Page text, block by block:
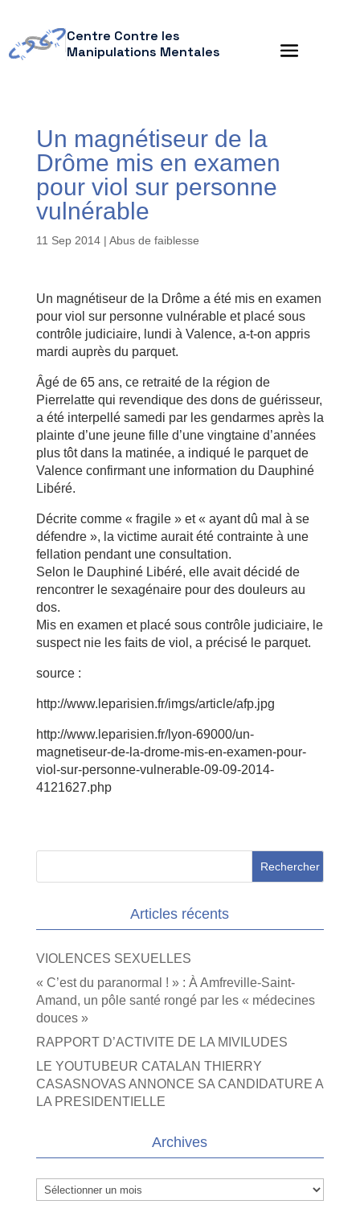
Centre Contre les
Manipulations Mentales
Un magnétiseur de la
Drôme mis en examen
pour viol sur personne
vulnérable
11 Sep 2014| Abus de faiblesse
Un magnétiseur de la Drôme a été mis en examen
pour viol sur personne vulnérable et placé sous
contrôle judiciaire, lundi à Valence, a-t-on appris
mardi auprès du parquet.
Âgé de 65 ans, ce retraité de la région de
Pierrelatte qui revendique des dons de guérisseur,
a été interpellé samedi par les gendarmes après la
plainte d’une jeune fille d’une vingtaine d’années
plus tôt dans la matinée, a indiqué le parquet de
Valence confirmant une information du Dauphiné
Libéré.
Décrite comme « fragile » et « ayant dû mal à se
défendre », la victime aurait été contrainte à une
fellation pendant une consultation.
Selon le Dauphiné Libéré, elle avait décidé de
rencontrer le sexagénaire pour des douleurs au
dos.
Mis en examen et placé sous contrôle judiciaire, le
suspect nie les faits de viol, a précisé le parquet.
source :
http://www.leparisien.fr/imgs/article/afp.jpg
http://www.leparisien.fr/lyon-69000/un-
magnetiseur-de-la-drome-mis-en-examen-pour-
viol-sur-personne-vulnerable-09-09-2014-
4121627.php
Articles récents
VIOLENCES SEXUELLES
« C’est du paranormal ! » : À Amfreville-Saint-
Amand, un pôle santé rongé par les « médecines
douces »
RAPPORT D’ACTIVITE DE LA MIVILUDES
LE YOUTUBEUR CATALAN THIERRY
CASASNOVAS ANNONCE SA CANDIDATURE A
LA PRESIDENTIELLE
Archives
Archives